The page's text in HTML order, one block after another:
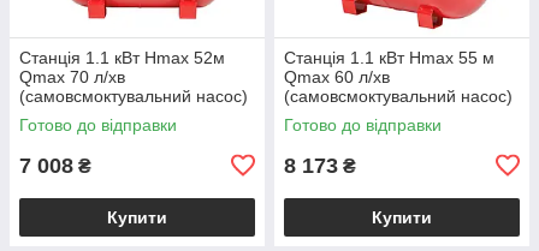
Станція 1.1 кВт Hmax 52м
Qmax 70 л/хв
(самовсмоктувальний насос)
50 л Україна Wetron
Готово до відправки
7 008 ₴
Купити
Станція 1.1 кВт Hmax 55 м
Qmax 60 л/хв
(самовсмоктувальний насос)
50 л Україна AQUATICA
(775093/50)
Готово до відправки
8 173 ₴
Купити